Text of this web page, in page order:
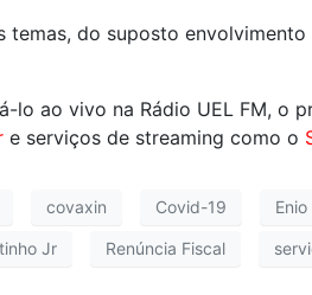
do suposto
lo ao vivo na Rádio UEL FM, o
e serviços de streaming como o
covaxin Covid-19 Enio
Jr Renúncia Fiscal